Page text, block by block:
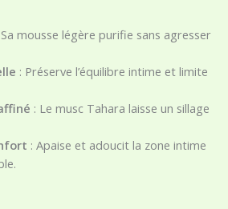
mousse légère purifie sans agresser
: Préserve l’équilibre intime et limite
: Le musc Tahara laisse un sillage
: Apaise et adoucit la zone intime